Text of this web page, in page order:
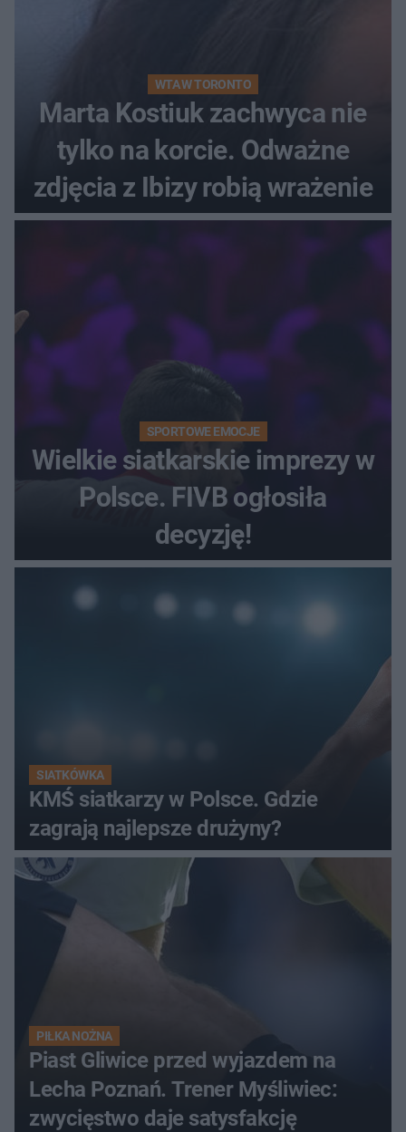
WTA W TORONTO
Marta Kostiuk zachwyca nie
tylko na korcie. Odważne
zdjęcia z Ibizy robią wrażenie
SPORTOWE EMOCJE
Wielkie siatkarskie imprezy w
Polsce. FIVB ogłosiła
decyzję!
SIATKÓWKA
KMŚ siatkarzy w Polsce. Gdzie
zagrają najlepsze drużyny?
PIŁKA NOŻNA
Piast Gliwice przed wyjazdem na
Lecha Poznań. Trener Myśliwiec:
zwycięstwo daje satysfakcję